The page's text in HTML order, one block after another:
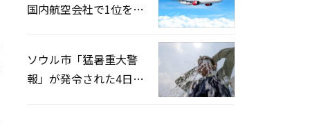
国内航空会社で1位を記
ソウル市「猛暑重大警
報」が発令された4日、